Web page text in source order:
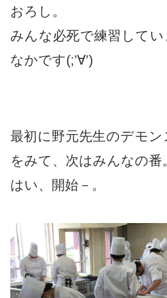
おろし。
みんな必死で練習して
なかです(;’∀’)
最初に野元先生のデモ
をみて、次はみんなの番
はい、開始－。